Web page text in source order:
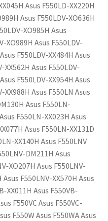
Asus F550LD-XX220H
Asus F550LDV-XO636H
XO985H Asus
XO989H Asus F550LDV-
F550LDV-XX484H Asus
XX562H Asus F550LDV-
F550LDV-XX954H Asus
XX988H Asus F550LN Asus
Asus F550LN-
F550LN-XX023H Asus
Asus F550LN-XX131D
XX140H Asus F550LNV
DM211H Asus
XO207H Asus F550LNV-
F550LNV-XX570H Asus
XX011H Asus F550VB-
F550VC Asus F550VC-
F550W Asus F550WA Asus